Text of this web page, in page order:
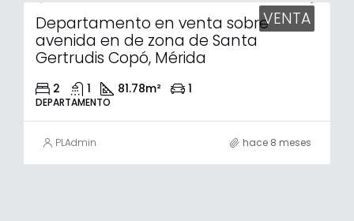
VENTA
Departamento en venta sobre
avenida en de zona de Santa
Gertrudis Copó, Mérida
2 1 81.78m² 1
DEPARTAMENTO
PLAdmin hace 8 meses